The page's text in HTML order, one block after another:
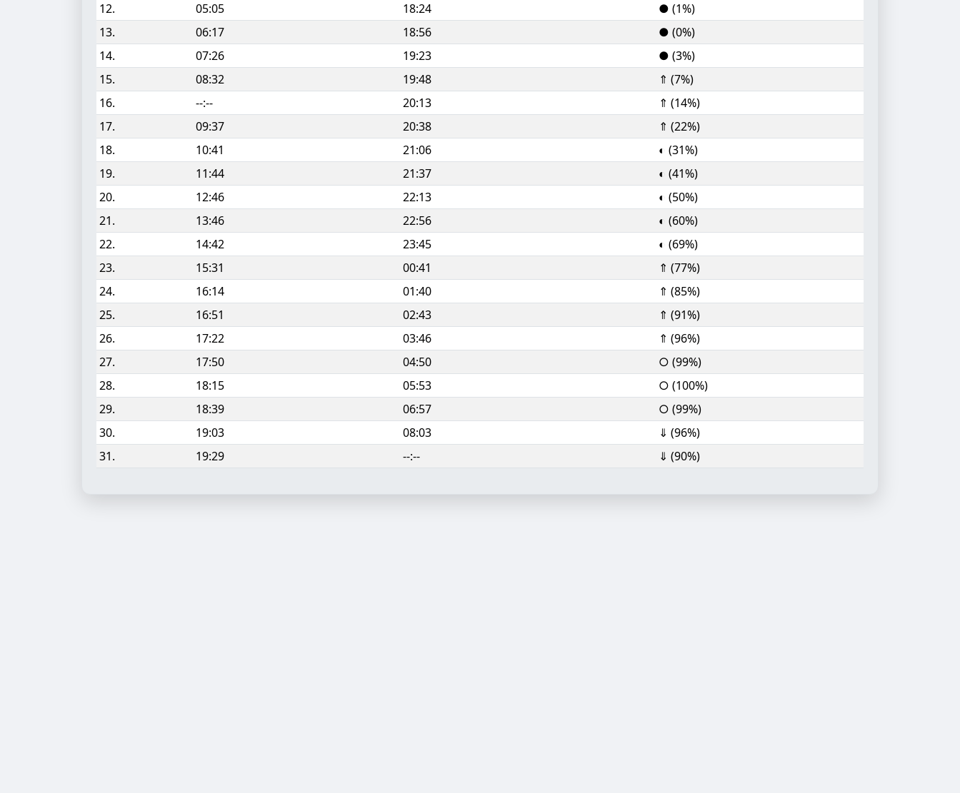
12.
05:05 18:24
● (1%)
13.
06:17 18:56
● (0%)
14.
07:26 19:23
● (3%)
15.
08:32 19:48
⇑ (7%)
16.
--:-- 20:13
⇑ (14%)
17.
09:37 20:38
⇑ (22%)
18.
10:41 21:06
◐ (31%)
19.
11:44 21:37
◐ (41%)
20.
12:46 22:13
◐ (50%)
21.
13:46 22:56
◐ (60%)
22.
14:42 23:45
◐ (69%)
23.
15:31 00:41
⇑ (77%)
24.
16:14 01:40
⇑ (85%)
25.
16:51 02:43
⇑ (91%)
26.
17:22 03:46
⇑ (96%)
27.
17:50 04:50
○ (99%)
28.
18:15 05:53
○ (100%)
29.
18:39 06:57
○ (99%)
30.
19:03 08:03
⇓ (96%)
31.
19:29 --:-- ⇓ (90%)